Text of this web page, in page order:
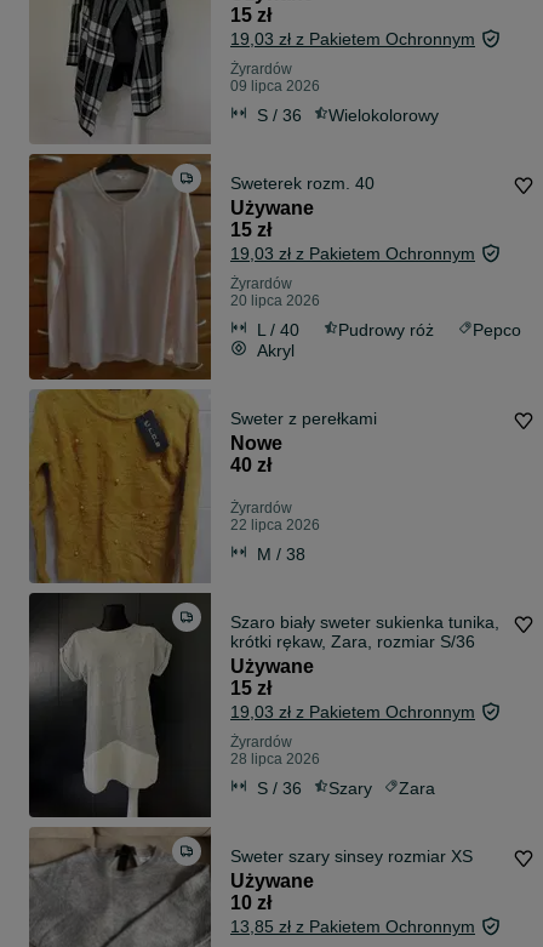
15 zł
19,03 zł z Pakietem Ochronnym
Żyrardów
09 lipca 2026
S / 36 Wielokolorowy
Sweterek rozm. 40
Używane
15 zł
19,03 zł z Pakietem Ochronnym
Żyrardów
20 lipca 2026
L / 40 Pudrowy róż
Pepco
Akryl
Sweter z perełkami
Nowe
40 zł
Żyrardów
22 lipca 2026
M / 38
Szaro biały sweter sukienka tunika,
krótki rękaw, Zara, rozmiar S/36
Używane
15 zł
19,03 zł z Pakietem Ochronnym
Żyrardów
28 lipca 2026
S / 36 Szary Zara
Sweter szary sinsey rozmiar XS
Używane
10 zł
13,85 zł z Pakietem Ochronnym